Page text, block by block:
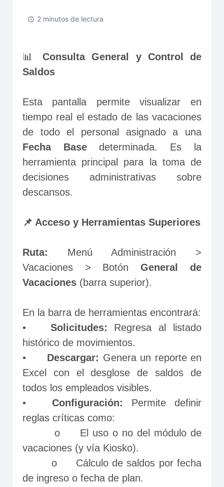
2 minutos de lectura
📊
Consulta General y Control de
Saldos
Esta pantalla permite visualizar en
tiempo real el estado de las vacaciones
de todo el personal asignado a una
Fecha Base determinada. Es la
herramienta principal para la toma de
decisiones administrativas sobre
descansos.
📌 Acceso y Herramientas Superiores
Ruta: Menú Administración >
Vacaciones > Botón General de
Vacaciones (barra superior).
En la barra de herramientas encontrará:
Solicitudes: Regresa al listado
histórico de movimientos.
Descargar: Genera un reporte en
Excel con el desglose de saldos de
todos los empleados visibles.
Configuración: Permite definir
reglas críticas como:
        o	El uso o no del módulo de
vacaciones (y vía Kiosko).
de ingreso o fecha de plan.